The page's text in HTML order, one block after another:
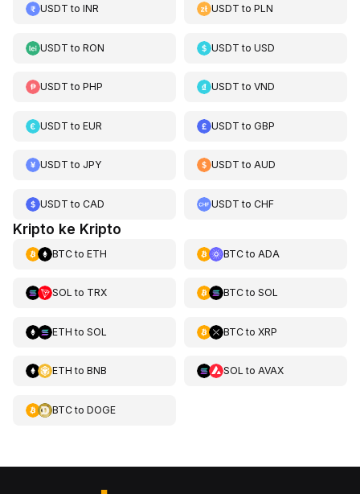
USDT to INR USDT toPLN
USDT to RON USDT toUSD
USDT to PHP USDT toVND
USDT to EUR USDT toGBP
USDT to JPY USDT toAUD
USDT to CAD USDT toCHF
Kripto ke Kripto
BTCto ETH BTCto ADA
SOL to TRX BTCto SOL
ETH to SOL BTCto XRP
ETH to BNB SOL to AVAX
BTCto DOGE